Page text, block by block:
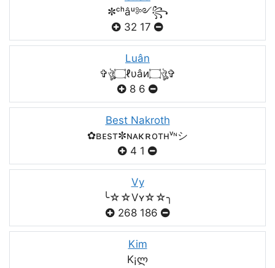
✼ᶜʰâᵘ༻꧂
32 17
Luân
✞ঔৣ۝ℓυâи۝ঔৣ✞
8 6
Best Nakroth
✿ʙᴇsт✼ɴᴀκʀoтнᵛᶰシ
4 1
Vy
╰☆☆Vʏ☆☆╮
268 186
Kim
K¡ლ